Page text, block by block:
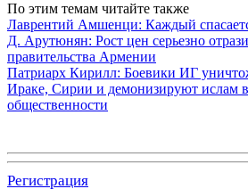
По этим темам читайте также
Лаврентий Амшенци: Каждый
Д. Арутюнян: Рост цен серьезно
правительства Армении
Патриарх Кирилл: Боевики ИГ
Ираке, Сирии и демонизируют ислам в
общественности
Регистрация